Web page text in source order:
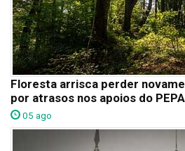
Floresta arrisca perder
por atrasos nos apoios do
05 ago